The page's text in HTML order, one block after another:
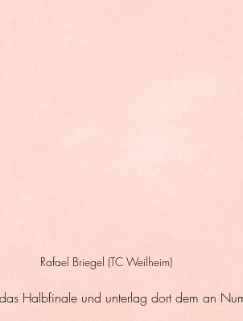
Rafael Briegel (TC Weilheim)
Halbfinale und unterlag dort dem an